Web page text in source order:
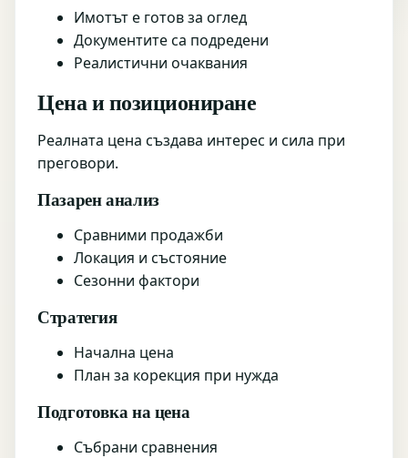
Имотът е готов за оглед
Документите са подредени
Реалистични очаквания
Цена и позициониране
Реалната цена създава интерес и сила при
преговори.
Пазарен анализ
Сравними продажби
Локация и състояние
Сезонни фактори
Стратегия
Начална цена
План за корекция при нужда
Подготовка на цена
Събрани сравнения